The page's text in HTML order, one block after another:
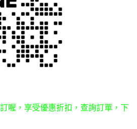
喔，享受優惠折扣，查詢訂單，下